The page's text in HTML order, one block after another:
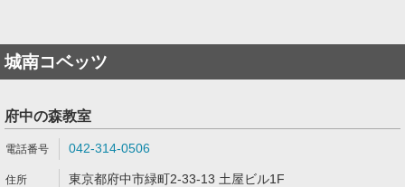
城南コベッツ
府中の森教室
042-314-0506
東京都府中市緑町2-33-13 土屋ビル1F